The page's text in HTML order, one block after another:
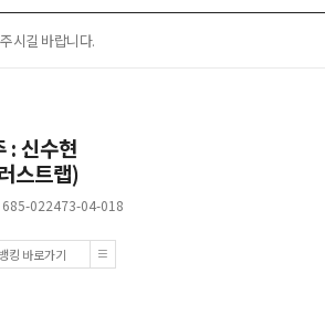
시길 바랍니다.
: 신수현
스트랩)
685-022473-04-018
킹 바로가기